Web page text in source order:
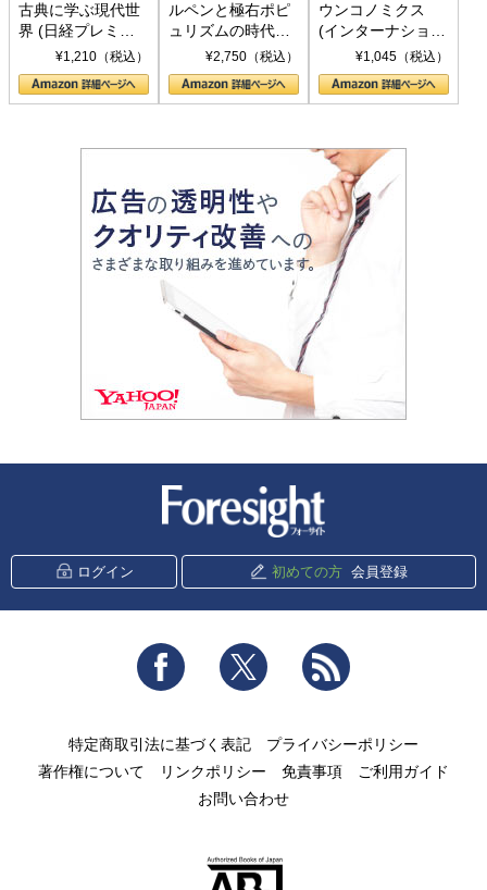
古典に学ぶ現代世
界 (日経プレミア
シリーズ)¥1,210（税込）
ルペンと極右ポピ
ュリズムの時代：
〈ヤヌス〉の二つ
の顔
¥2,750（税込）
ウンコノミクス
(インターナショナ
ル新書)¥1,045（税込）
ログイン 初めての方 会員登録
Facebook Twitter
特定商取引法に基づく表記
プライバシーポリシー
著作権について
リンクポリシー 免責事項
ご利用ガイド
お問い合わせ